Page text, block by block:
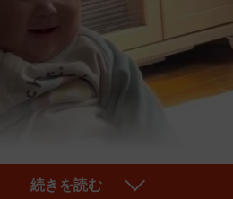
続きを読む